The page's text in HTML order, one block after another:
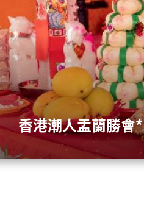
香港潮人盂蘭勝會*